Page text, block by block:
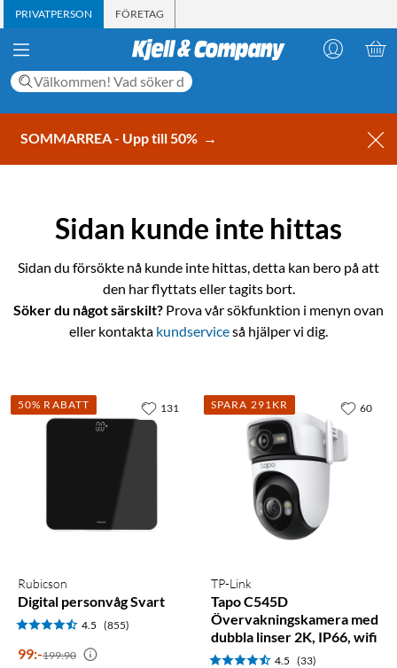
PRIVATPERSON FÖRETAG
SOMMARREA - Upp till 50% →
Sidan kunde inte hittas
Sidan du försökte nå kunde inte hittas, detta kan bero på att
den har flyttats eller tagits bort.
Söker du något särskilt? Prova vår sökfunktion i menyn ovan
eller kontakta kundserviceså hjälper vi dig.
50% RABATT
Rubicson
Digital personvåg Svart
4.5 (855)
99:-199:90
131 SPARA 291KR
TP-Link
Tapo C545D
Övervakningskamera med
dubbla linser 2K, IP66, wifi
4.5 (33)
60